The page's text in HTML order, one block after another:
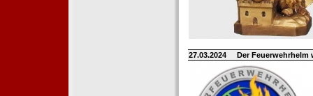
27.03.2024 Der